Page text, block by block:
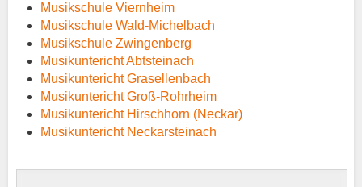
Musikschule Viernheim
Musikschule Wald-Michelbach
Musikschule Zwingenberg
Musikuntericht Abtsteinach
Musikuntericht Grasellenbach
Musikuntericht Groß-Rohrheim
Musikuntericht Hirschhorn (Neckar)
Musikuntericht Neckarsteinach